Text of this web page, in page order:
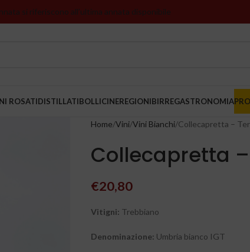
si riferiscono all’ultima annata disponibile
ROSATIDISTILLATIBOLLICINEREGIONIBIRREGASTRONOMIA
Home Vini Vini Bianchi Collecapretta –
Collecapretta
€20,80
Vitigni: Trebbiano
Denominazione: Umbria bianco IGT